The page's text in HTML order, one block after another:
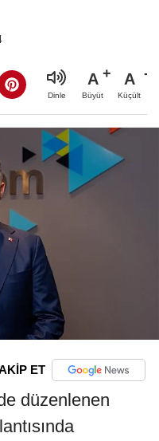
Dinle
A
Büyüt
A
Küçült
ET
düzenlenen